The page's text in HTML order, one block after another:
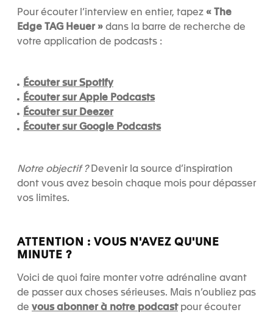
Pour écouter l’interview en entier, tapez « The
Edge TAG Heuer » dans la barre de recherche de
votre application de podcasts :
Écouter sur Spotify
Écouter sur Apple Podcasts
Écouter sur Deezer
Écouter sur Google Podcasts
Notre objectif ?Devenir la source d’inspiration
dont vous avez besoin chaque mois pour dépasser
vos limites.
ATTENTION : VOUS N'AVEZ QU'UNE
MINUTE ?
Voici de quoi faire monter votre adrénaline avant
de passer aux choses sérieuses. Mais n’oubliez pas
de vous abonner à notre podcastpour écouter